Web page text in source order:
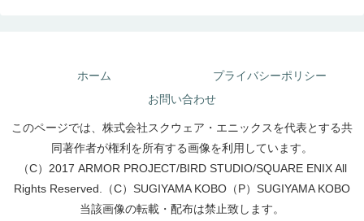
ホーム
プライバシーポリシー
お問い合わせ
このページでは、株式会社スクウェア・エニックスを代表とする共
同著作者が権利を所有する画像を利用しています。
（C）2017 ARMOR PROJECT/BIRD STUDIO/SQUARE ENIX All
Rights Reserved.（C）SUGIYAMA KOBO（P）SUGIYAMA KOBO
当該画像の転載・配布は禁止致します。